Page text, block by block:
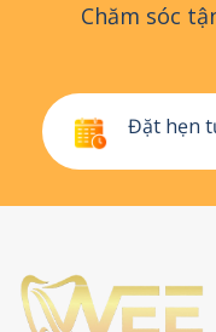
Chăm sóc
Đặt hẹn